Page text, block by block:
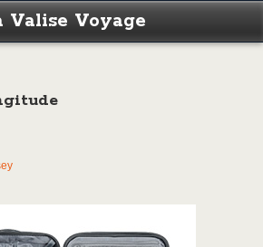
Valise Voyage